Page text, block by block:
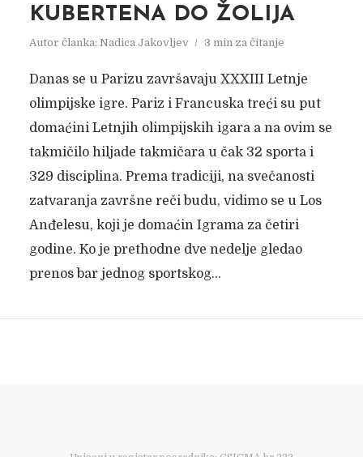
KUBERTENA DO ŽOLIJA
Autor članka: Nadica Jakovljev 3 min za čitanje
Danas se u Parizu završavaju XXXIII Letnje
olimpijske igre. Pariz i Francuska treći su put
domaćini Letnjih olimpijskih igara a na ovim se
takmičilo hiljade takmičara u čak 32 sporta i
329 disciplina. Prema tradiciji, na svečanosti
zatvaranja završne reči budu, vidimo se u Los
Anđelesu, koji je domaćin Igrama za četiri
godine. Ko je prethodne dve nedelje gledao
prenos bar jednog sportskog...